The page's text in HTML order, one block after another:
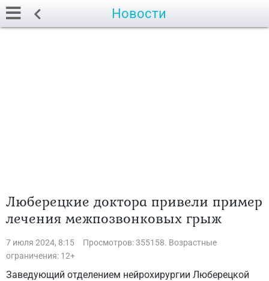
Новости
Люберецкие доктора привели пример
лечения межпозвонковых грыж
7 июля 2024, 8:15
Просмотров: 355158. Возрастные
ограничения: 12+
Заведующий отделением нейрохирургии Люберецкой